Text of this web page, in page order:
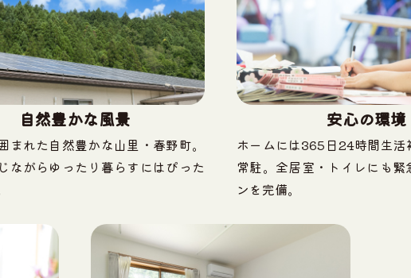
自然豊かな風景
まれた自然豊かな山里・春野町。
ながらゆったり暮らすにはぴった
安心の環境
ホームには365日24時間生活
常駐。全居室・トイレにも緊
ンを完備。